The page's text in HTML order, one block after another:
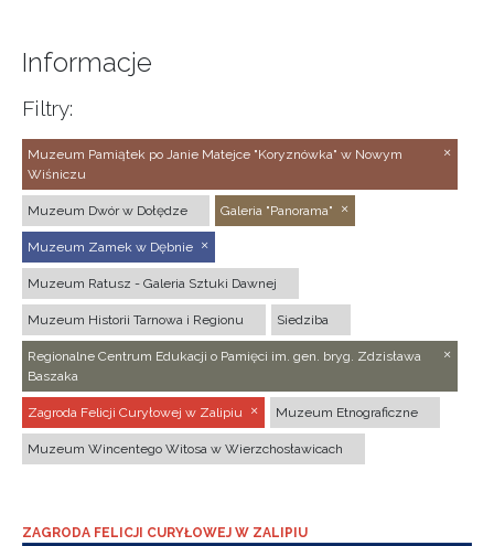
Informacje
Filtry:
Muzeum Pamiątek po Janie Matejce "Koryznówka" w Nowym
Wiśniczu
Muzeum Dwór w Dołędze Galeria "Panorama"
Muzeum Zamek w Dębnie
Muzeum Ratusz - Galeria Sztuki Dawnej
Muzeum Historii Tarnowa i Regionu Siedziba
Regionalne Centrum Edukacji o Pamięci im. gen. bryg. Zdzisława
Baszaka
Zagroda Felicji Curyłowej w Zalipiu Muzeum Etnograficzne
Muzeum Wincentego Witosa w Wierzchosławicach
ZAGRODA FELICJI CURYŁOWEJ W ZALIPIU